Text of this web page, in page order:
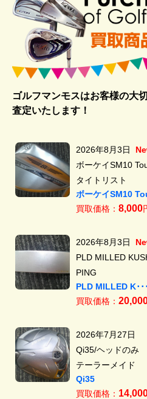
ゴルフマンモスはお客様の大
査定いたします！
2026年8月3日
ボーケイSM10
タイトリスト
ボーケイSM10
買取価格： 8,000
2026年8月3日
PLD MILLED
PING
PLD MILLED K･･･
買取価格：
2026年7月27日
Qi35/ヘッドのみ
テーラーメイド
Qi35
買取価格：